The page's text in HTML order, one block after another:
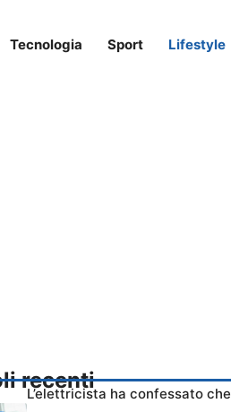
Tecnologia Sport Lifestyle
recenti
L’elettricista ha confessato che